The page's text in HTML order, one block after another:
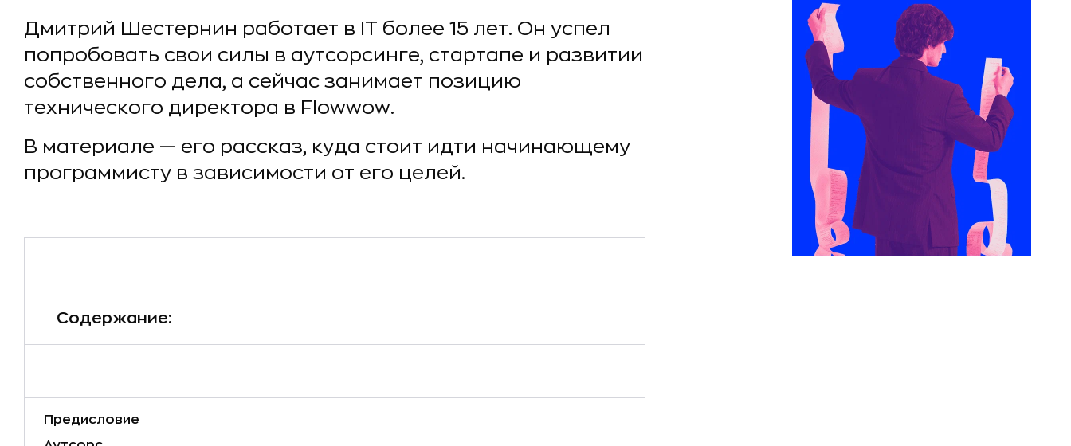
Дмитрий Шестернин работает в IT более 15 лет. Он успел
попробовать свои силы в аутсорсинге, стартапе и развитии
собственного дела, а сейчас занимает позицию
технического директора в Flowwow.
В материале — его рассказ, куда стоит идти начинающему
программисту в зависимости от его целей.
Содержание:
Предисловие